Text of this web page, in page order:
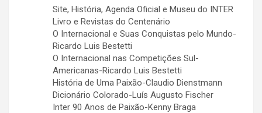
Site, História, Agenda Oficial e Museu do INTER
Livro e Revistas do Centenário
O Internacional e Suas Conquistas pelo Mundo-
Ricardo Luis Bestetti
O Internacional nas Competições Sul-
Americanas-Ricardo Luis Bestetti
História de Uma Paixão-Claudio Dienstmann
Dicionário Colorado-Luís Augusto Fischer
Inter 90 Anos de Paixão-Kenny Braga